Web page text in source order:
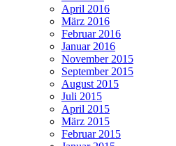
April 2016
März 2016
Februar 2016
Januar 2016
November 2015
September 2015
August 2015
Juli 2015
April 2015
März 2015
Februar 2015